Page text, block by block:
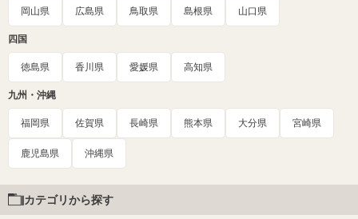
岡山県 広島県 鳥取県 島根県 山口県
四国
徳島県 香川県 愛媛県 高知県
九州・沖縄
福岡県 佐賀県 長崎県 熊本県 大分県 宮崎県
鹿児島県 沖縄県
カテゴリから探す